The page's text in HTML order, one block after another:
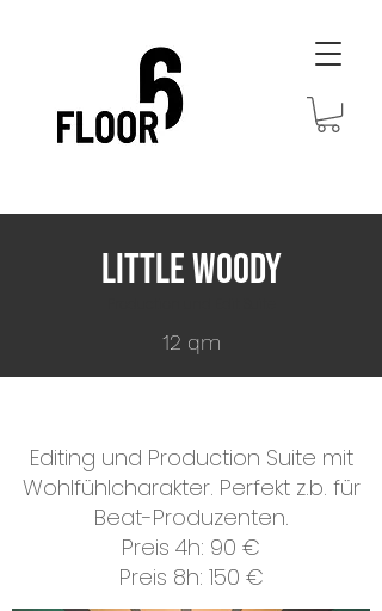
Little Woody
12 qm
Editing und Production Suite mit
Wohlfühlcharakter. Perfekt z.b. für
Beat-Produzenten.
Preis 4h: 90 €
Preis 8h: 150 €